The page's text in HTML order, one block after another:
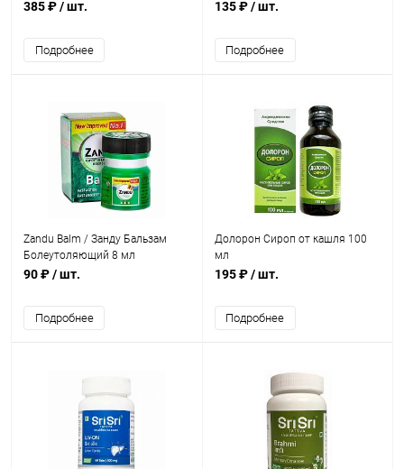
Чаванпраш 500 г
385 ₽/ шт.
Подробнее
10 уп.
135 ₽/ шт.
Подробнее
Zandu Balm / Занду Бальзам
Болеутоляющий 8 мл
90 ₽/ шт.
Подробнее
Долорон Сироп от кашля 100
мл
195 ₽/ шт.
Подробнее